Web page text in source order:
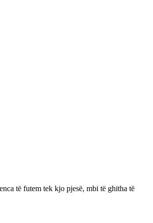
të futem tek kjo pjesë, mbi të ghitha të